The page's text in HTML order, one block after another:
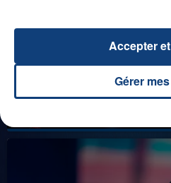
31 janvier 2025
Gérer
Accepter